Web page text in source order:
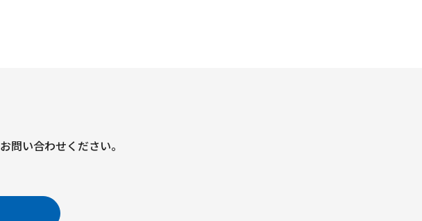
お問い合わせください。